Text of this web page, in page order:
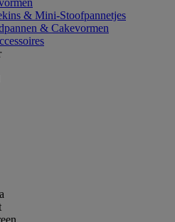
& Mini-Stoofpannetjes
& Cakevormen